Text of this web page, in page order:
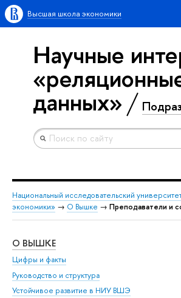
Высшая школа экономики
Научные
данных»
Национальный исследовательский
экономики» → О Вышке → Преподаватели и
О ВЫШКЕ
Цифры и факты
Руководство и структура
Устойчивое развитие в НИУ ВШЭ